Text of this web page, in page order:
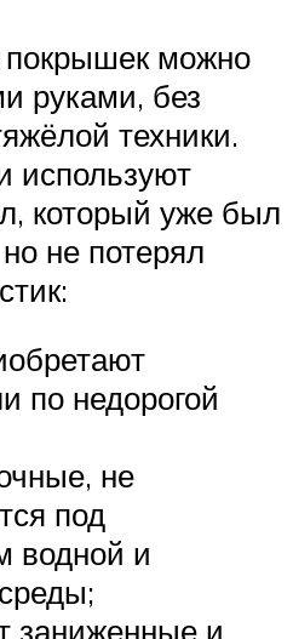
можно
руками, без
техники.
используют
который уже был
не потерял
по недорогой
не
под
водной и
заниженные и